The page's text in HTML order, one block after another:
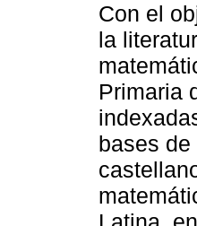
Con el
la
Primaria
bases